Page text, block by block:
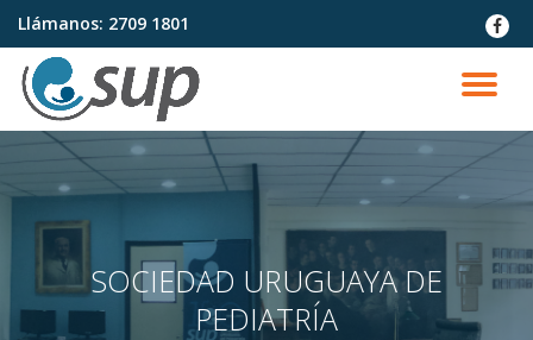
Saltar
contenido
Llámanos: 2709 1801
fa-
SOCIEDAD URUGUAYA DE
PEDIATRÍA